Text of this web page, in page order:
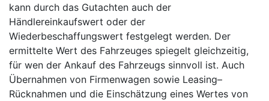
kann durch das Gutachten auch der
Händlereinkaufswert oder der
Wiederbeschaffungswert festgelegt werden. Der
ermittelte Wert des Fahrzeuges spiegelt gleichzeitig,
für wen der Ankauf des Fahrzeugs sinnvoll ist. Auch
Übernahmen von Firmenwagen sowie Leasing–
Rücknahmen und die Einschätzung eines Wertes von